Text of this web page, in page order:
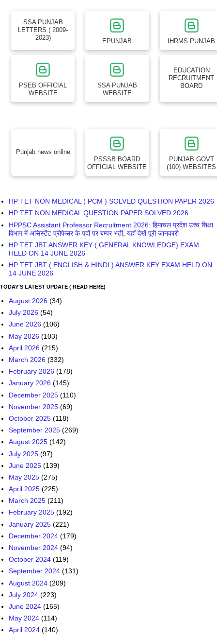
SSA PUNJAB
LETTERS ( 2009-
2023)
EPUNJAB IHRMS PUNJAB
PSEB OFFICIAL
WEBSITE
SSA PUNJAB
WEBSITE
EDUCATION
RECRUITMENT
BOARD
Punjab news online
PSSSB BOARD
OFFICIAL WEBSITE
PUNJAB GOVT
(100) WEBSITES
HP TET NON MEDICAL ( PCM ) SOLVED QUESTION PAPER 2026
HP TET NON MEDICAL QUESTION PAPER SOLVED 2026
HPPSC Assistant Professor Recruitment 2026: हिमाचल प्रदेश उच्च शिक्षा
विभाग में असिस्टेंट प्रोफेसर के पदों पर बम्पर भर्ती, यहाँ देखें पूरी जानकारी
HP TET JBT ANSWER KEY ( GENERAL KNOWLEDGE) EXAM
HELD ON 14 JUNE 2026
HP TET JBT ( ENGLISH & HINDI ) ANSWER KEY EXAM HELD ON
14 JUNE 2026
TODAY'S LATEST UPDATE ( READ HERE)
August 2026 (34)
July 2026 (54)
June 2026 (106)
May 2026 (103)
April 2026 (215)
March 2026 (332)
February 2026 (178)
January 2026 (145)
December 2025 (110)
November 2025 (69)
October 2025 (118)
September 2025 (269)
August 2025 (142)
July 2025 (97)
June 2025 (139)
May 2025 (275)
April 2025 (225)
March 2025 (211)
February 2025 (192)
January 2025 (221)
December 2024 (179)
November 2024 (94)
October 2024 (119)
September 2024 (131)
August 2024 (209)
July 2024 (223)
June 2024 (165)
May 2024 (114)
April 2024 (140)